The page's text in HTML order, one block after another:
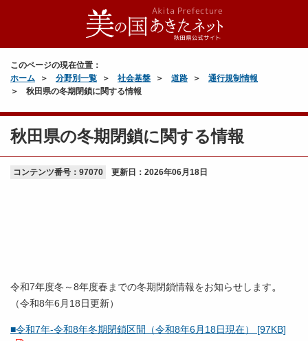
このページの現在位置：
ホーム
分野別一覧 社会基盤 道路
通行規制情報
秋田県の冬期閉鎖に関する情報
秋田県の冬期閉鎖に関する情報
コンテンツ番号：97070 更新日： 2026年06月18日
令和7年度冬～8年度春までの冬期閉鎖情報をお知らせします。
（令和8年6月18日更新）
■令和7年-令和8年冬期閉鎖区間（令和8年6月18日現在） [97KB]